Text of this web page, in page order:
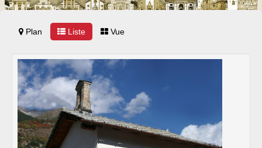
ARCHITECTURE
MUSÉES
EVÉNEMENTS
ACCUEIL
BÉNÉVOLES
Plan Liste Vue
Notification lors de la collecte
Vos choix en matière de